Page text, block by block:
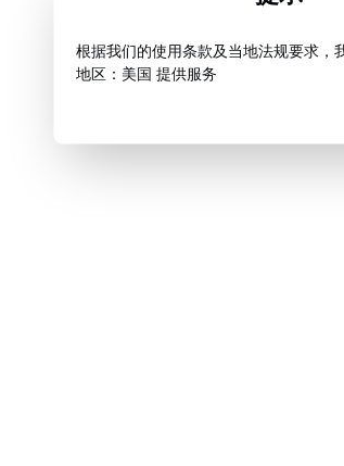
根据我们的使用条款及当地法规要求，
地区：美国 提供服务